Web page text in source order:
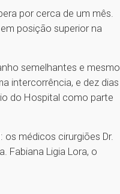
por cerca de um mês.
posição superior na
semelhantes e mesmo
intercorrência, e dez dias
do Hospital como parte
médicos cirurgiões Dr.
Fabiana Ligia Lora, o